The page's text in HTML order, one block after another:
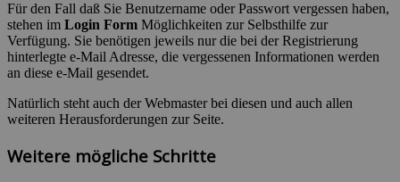
Für den Fall daß Sie Benutzername oder Passwort vergessen haben,
stehen im Login Form Möglichkeiten zur Selbsthilfe zur
Verfügung. Sie benötigen jeweils nur die bei der Registrierung
hinterlegte e-Mail Adresse, die vergessenen Informationen werden
an diese e-Mail gesendet.
Natürlich steht auch der Webmaster bei diesen und auch allen
weiteren Herausforderungen zur Seite.
Weitere mögliche Schritte